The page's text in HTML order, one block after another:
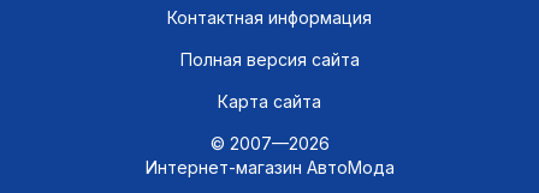
Контактная информация
Полная версия сайта
Карта сайта
© 2007—2026
Интернет-магазин АвтоМода